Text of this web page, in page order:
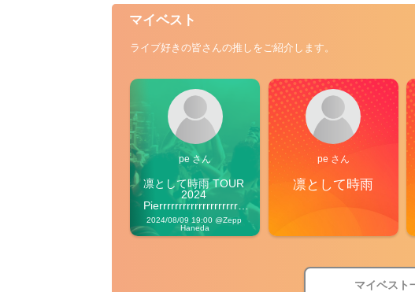
マイベスト
ライブ好きの皆さんの推しをご紹介します。
pe さん
凛として時雨 TOUR
2024
Pierrrrrrrrrrrrrrrrrrrre
Vibes
2024/08/09 19:00 @Zepp
Haneda
pe さん
凛として時雨
マイベスト